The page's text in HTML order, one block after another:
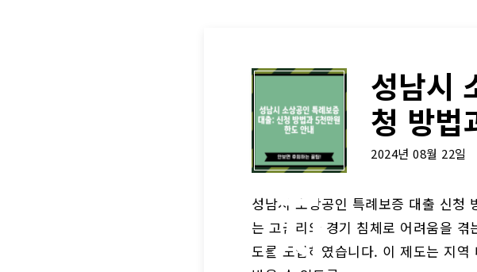
성
남
시
성남시
청 방법
2024년 08월 22일
성남시 소상공인 특례보증 대출 신청
는 고금리와 경기 침체로 어려움을
도를 도입하였습니다. 이 제도는 지